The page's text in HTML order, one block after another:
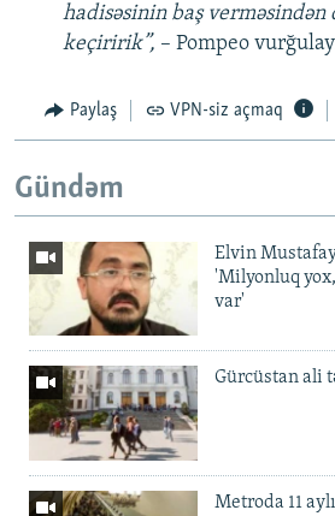
hadisəsinin baş verməsindən
keçiririk”, – Pompeo
Paylaş VPN-siz açmaq
Gündəm
Elvin
'Milyonluq
var'
Gürcüstan ali
Metroda 11